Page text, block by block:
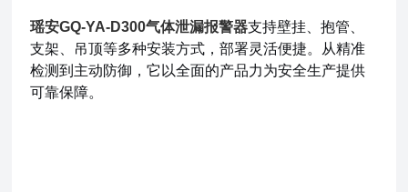
瑶安GQ-YA-D300气体泄漏报警器支持壁挂、抱管、
支架、吊顶等多种安装方式，部署灵活便捷。从精准
检测到主动防御，它以全面的产品力为安全生产提供
可靠保障。